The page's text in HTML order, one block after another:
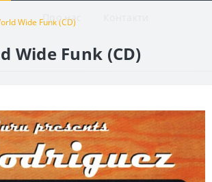
Про нас
Wide Funk (CD)
Wide Funk (CD)